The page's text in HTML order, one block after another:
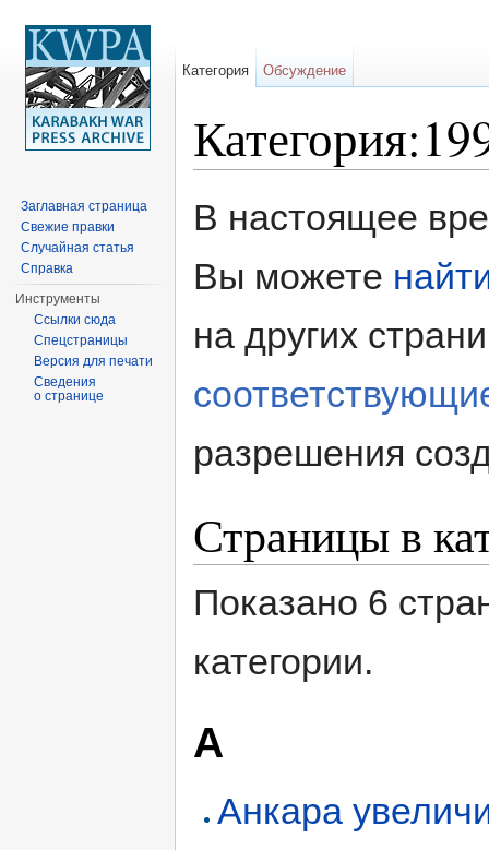
В настоящее
Вы можете
на других
разрешения
Страницы в
Показано 6
категории.
А
Анкара
Категория Обсуждение
Заглавная страница
Свежие правки
Случайная статья
Справка
Инструменты
Ссылки сюда
Спецстраницы
Версия для печати
Сведения
о странице